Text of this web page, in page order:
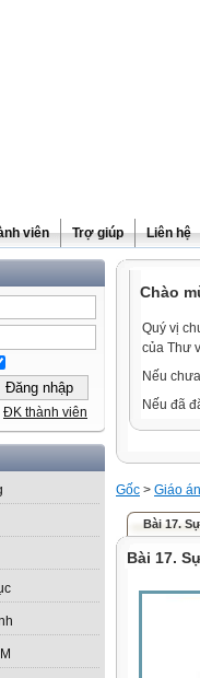
viên Trợ giúp Liên hệ
ĐK thành viên
Chào
Quý vị
của Thư
Nếu
Nếu đã
Gốc > Giáo án
Bài 17.
Bài 17.